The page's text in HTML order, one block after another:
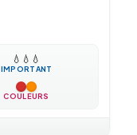
💧 💧 💧
IMPORTANT
COULEURS